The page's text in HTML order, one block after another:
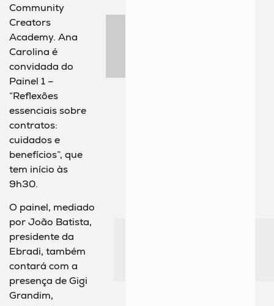
Community
Creators
Academy. Ana
Carolina é
convidada do
Painel 1 –
“Reflexões
essenciais sobre
contratos:
cuidados e
benefícios”, que
tem início às
9h30.
O painel, mediado
por João Batista,
presidente da
Ebradi, também
contará com a
presença de Gigi
Grandim,